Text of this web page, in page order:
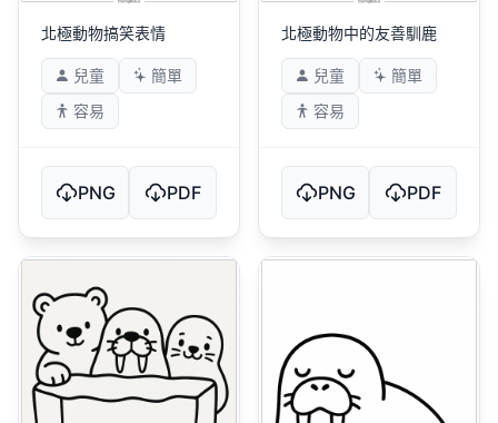
北極動物搞笑表情
兒童
簡單
容易
PNG PDF
北極動物中的友善馴鹿
兒童
簡單
容易
PNG PDF